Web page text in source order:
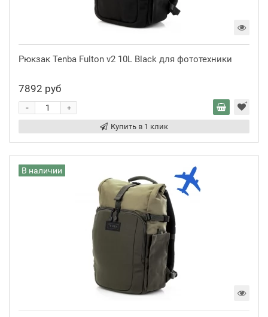
Рюкзак Tenba Fulton v2 10L Black для фототехники
7892 руб
+
-
Купить в 1 клик
В наличии